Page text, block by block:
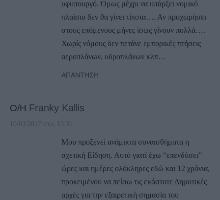
υφυπουργό. Όμως μέχρι να υπάρξει νομικό
πλαίσιο δεν θα γίνει τίποτα…. Αν προχωρήσει
στους επόμενους μήνες ίσως γίνουν πολλά….
Χωρίς νόμους δεν πετάνε εμπορικές πτήσεις
αεροπλάνων, υδροπλάνων κλπ…
ΑΠΆΝΤΗΣΗ
Ο/Η Franky Kallis
10/03/2017 στις 13:31
Μου προξενεί ανάμικτα συναισθήματα η
σχετική Είδηση. Αυτό γιατί έχω “επενδύσει”
ώρες και ημέρες ολόκληρες εδώ και 12 χρόνια,
προκειμένου να πείσω τις εκάστοτε Δημοτικές
αρχές για την εξαιρετική σημασία του